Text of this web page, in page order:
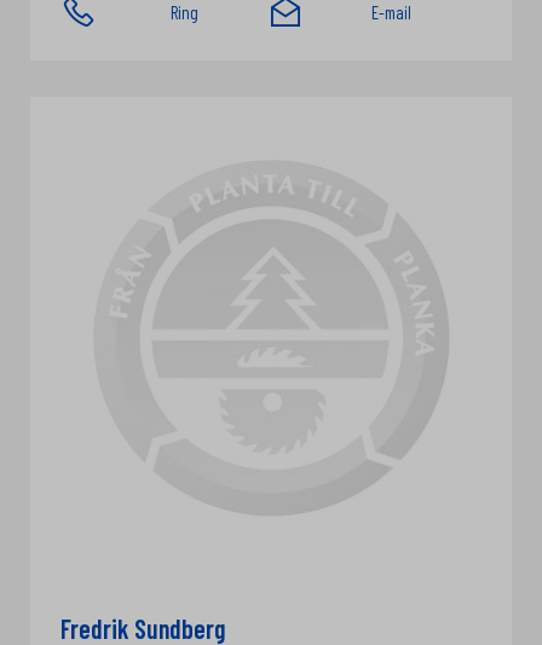
Ring E-mail
Fredrik Sundberg